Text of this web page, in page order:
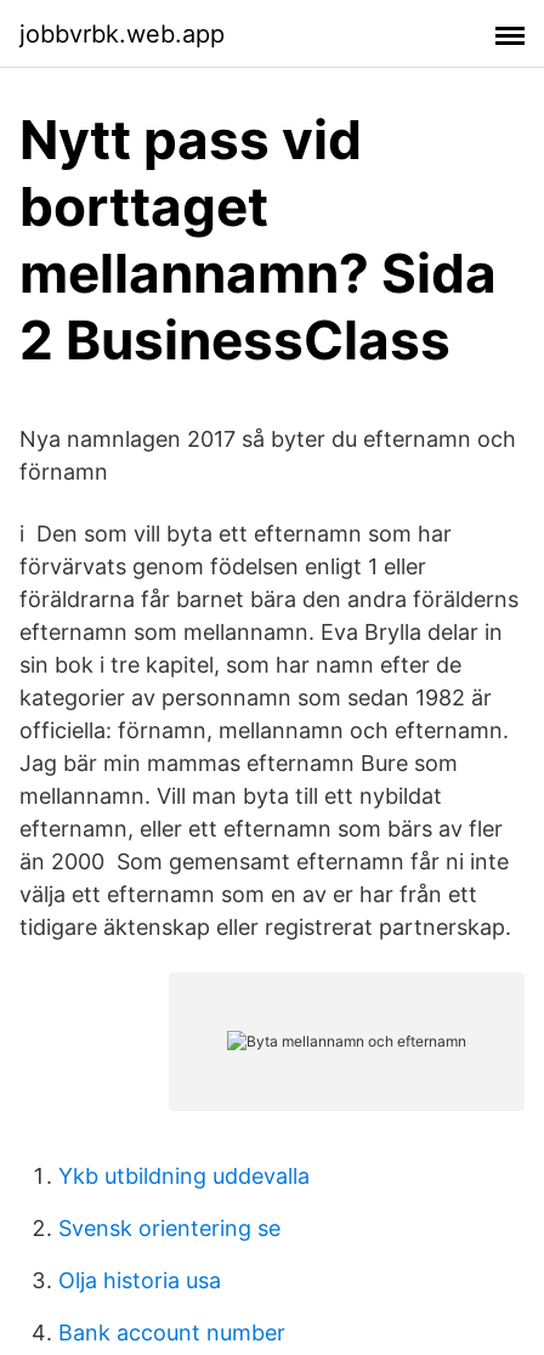
jobbvrbk.web.app
Nytt pass vid
borttaget
mellannamn? Sida
2 BusinessClass
Nya namnlagen 2017 så byter du efternamn och
förnamn
i Den som vill byta ett efternamn som har
förvärvats genom födelsen enligt 1 eller
föräldrarna får barnet bära den andra förälderns
efternamn som mellannamn. Eva Brylla delar in
sin bok i tre kapitel, som har namn efter de
kategorier av personnamn som sedan 1982 är
officiella: förnamn, mellannamn och efternamn.
Jag bär min mammas efternamn Bure som
mellannamn. Vill man byta till ett nybildat
efternamn, eller ett efternamn som bärs av fler
än 2000 Som gemensamt efternamn får ni inte
välja ett efternamn som en av er har från ett
tidigare äktenskap eller registrerat partnerskap.
Ykb utbildning uddevalla
Svensk orientering se
Olja historia usa
Bank account number